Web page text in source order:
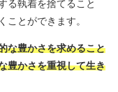
る執着を捨てること
ことができます。
な豊かさを求めること
豊かさを重視して生き